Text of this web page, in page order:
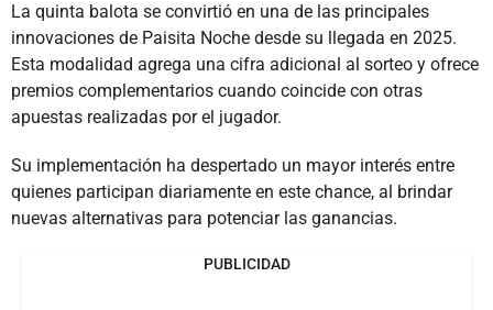
La quinta balota se convirtió en una de las principales
innovaciones de Paisita Noche desde su llegada en 2025.
Esta modalidad agrega una cifra adicional al sorteo y ofrece
premios complementarios cuando coincide con otras
apuestas realizadas por el jugador.
Su implementación ha despertado un mayor interés entre
quienes participan diariamente en este chance, al brindar
nuevas alternativas para potenciar las ganancias.
PUBLICIDAD